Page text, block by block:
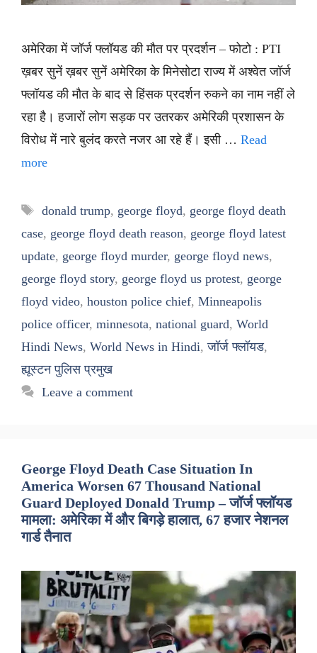
अमेरिका में जॉर्ज फ्लॉयड की मौत पर प्रदर्शन – फोटो : PTI
ख़बर सुनें ख़बर सुनें अमेरिका के मिनेसोटा राज्य में अश्वेत जॉर्ज
फ्लॉयड की मौत के बाद से हिंसक प्रदर्शन रुकने का नाम नहीं ले
रहा है। हजारों लोग सड़क पर उतरकर अमेरिकी प्रशासन के
विरोध में नारे बुलंद करते नजर आ रहे हैं। इसी … Read
more
Tags
donald trump, george floyd, george floyd death
case, george floyd death reason, george floyd latest
update, george floyd murder, george floyd news,
george floyd story, george floyd us protest, george
floyd video, houston police chief, Minneapolis
police officer, minnesota, national guard, World
Hindi News, World News in Hindi,जॉर्ज फ्लॉयड,
ह्यूस्टन पुलिस प्रमुख
Leave a comment
George Floyd Death Case Situation In
America Worsen 67 Thousand National
Guard Deployed Donald Trump – जॉर्ज फ्लॉयड
मामला: अमेरिका में और बिगड़े हालात, 67 हजार नेशनल
गार्ड तैनात